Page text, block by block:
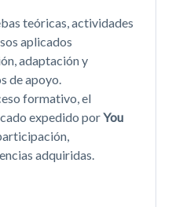
teóricas, actividades
aplicados
adaptación y
de apoyo.
formativo, el
expedido porYou
adquiridas.